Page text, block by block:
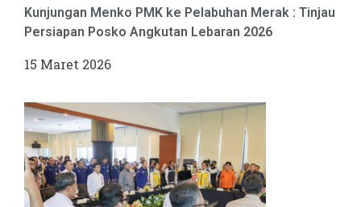
Kunjungan Menko PMK ke Pelabuhan Merak : Tinjau
Persiapan Posko Angkutan Lebaran 2026
15 Maret 2026